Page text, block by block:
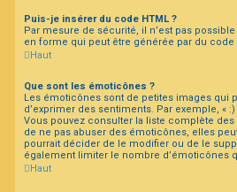
Puis-je insérer du code HTML ?
Par mesure de sécurité, il n’est pas
en forme qui peut être générée par du
Haut
Que sont les émoticônes ?
Les émoticônes sont de petites images qui
d’exprimer des sentiments. Par exemple, «
Vous pouvez consulter la liste complète
de ne pas abuser des émoticônes, elles
pourrait décider de le modifier ou de le
également limiter le nombre d’émoticônes
Haut